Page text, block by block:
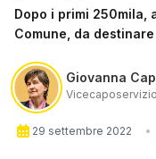
Dopo i primi 250mila,
Comune, da
Giovanna
Vicecaposervizio
29 settembre 2022